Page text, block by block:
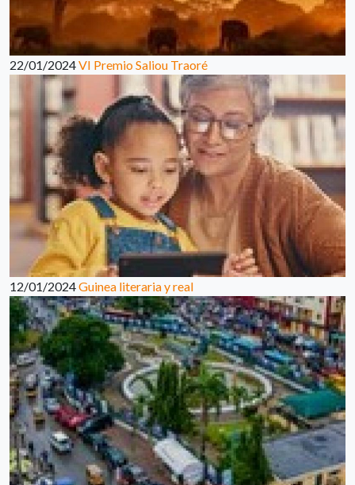
22/01/2024VI Premio Saliou Traoré
12/01/2024Guinea literaria y real